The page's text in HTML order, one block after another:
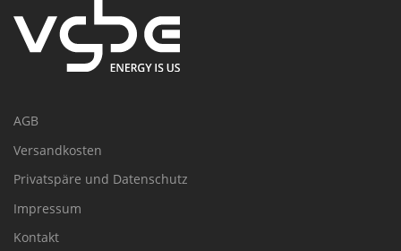
AGB
Versandkosten
Privatspäre und Datenschutz
Impressum
Kontakt